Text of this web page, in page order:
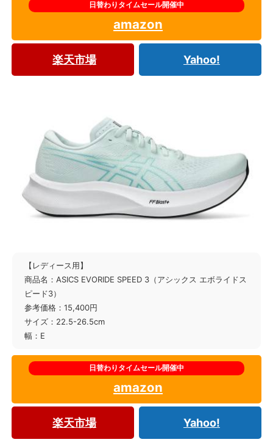
amazon
楽天市場 Yahoo!
【レディース用】
商品名：ASICS EVORIDE SPEED 3（アシックス エボライドス
ピード3）
参考価格：15,400円
サイズ：22.5-26.5cm
幅：E
amazon
楽天市場 Yahoo!